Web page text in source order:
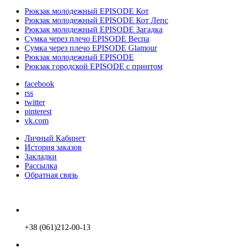
Рюкзак молодежный EPISODE Кот
Рюкзак молодежный EPISODE Кот Лепс
Рюкзак молодежный EPISODE Загадка
Сумка через плечо EPISODE Веспа
Сумка через плечо EPISODE Glamour
Рюкзак молодежный EPISODE
Рюкзак городской EPISODE с принтом
facebook
rss
twitter
pinterest
vk.com
Личный Кабинет
История заказов
Закладки
Рассылка
Обратная связь
+38 (061)212-00-13